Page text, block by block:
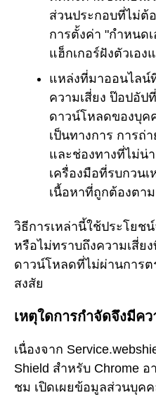
ส่วนประกอบที่ไม่ต้
การตั้งค่า "กำหนด
แฮ็กเกอร์ฝังตัวเอง
แหล่งที่มาออนไล
ความเสี่ยง ป๊อปอัป
ดาวน์โหลดของบุค
เป็นทางการ การถ่
และช่องทางที่ไม่น่
เครื่องมือที่รบกวน
เนื้อหาที่ถูกต้องตา
วิธีการเหล่านี้ใช้ประโยช
หรือไม่ทราบถึงความเสี่ย
ดาวน์โหลดที่ไม่ผ่านการ
สงสัย
เหตุใดการกำจัดจึงมีค
เนื่องจาก
Shield สำหรับ Chrome อ
ชม เปิดเผยข้อมูลส่วนบุค